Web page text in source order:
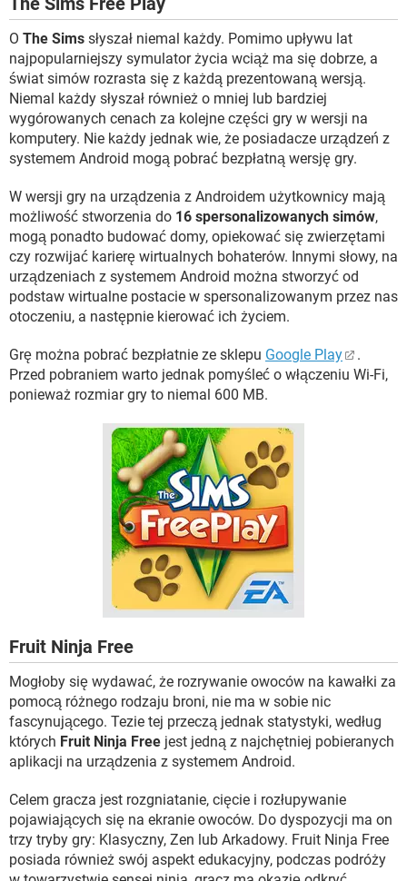
O The Sims słyszał niemal każdy. Pomimo upływu lat
najpopularniejszy symulator życia wciąż ma się dobrze, a
świat simów rozrasta się z każdą prezentowaną wersją.
Niemal każdy słyszał również o mniej lub bardziej
wygórowanych cenach za kolejne części gry w wersji na
komputery. Nie każdy jednak wie, że posiadacze urządzeń z
systemem Android mogą pobrać bezpłatną wersję gry.
W wersji gry na urządzenia z Androidem użytkownicy mają
możliwość stworzenia do 16 spersonalizowanych simów,
mogą ponadto budować domy, opiekować się zwierzętami
czy rozwijać karierę wirtualnych bohaterów. Innymi słowy, na
urządzeniach z systemem Android można stworzyć od
podstaw wirtualne postacie w spersonalizowanym przez nas
otoczeniu, a następnie kierować ich życiem.
Grę można pobrać bezpłatnie ze sklepu Google Play
.
Przed pobraniem warto jednak pomyśleć o włączeniu Wi-Fi,
ponieważ rozmiar gry to niemal 600 MB.
Fruit Ninja Free
Mogłoby się wydawać, że rozrywanie owoców na kawałki za
pomocą różnego rodzaju broni, nie ma w sobie nic
fascynującego. Tezie tej przeczą jednak statystyki, według
których Fruit Ninja Free jest jedną z najchętniej pobieranych
aplikacji na urządzenia z systemem Android.
Celem gracza jest rozgniatanie, cięcie i rozłupywanie
pojawiających się na ekranie owoców. Do dyspozycji ma on
trzy tryby gry: Klasyczny, Zen lub Arkadowy. Fruit Ninja Free
posiada również swój aspekt edukacyjny, podczas podróży